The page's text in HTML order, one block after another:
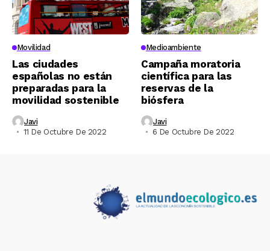
Movilidad
Las ciudades
españolas no están
preparadas para la
movilidad sostenible
Javi
11 De Octubre De 2022
Medioambiente
Campaña moratoria
científica para las
reservas de la
biósfera
Javi
6 De Octubre De 2022